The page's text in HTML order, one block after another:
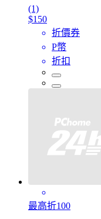
(1)
$150
折價券
P幣
折扣
最高折100